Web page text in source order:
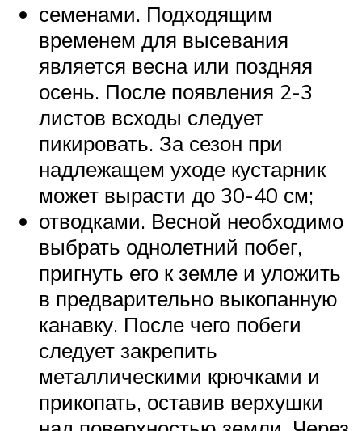
семенами. Подходящим
временем для высевания
является весна или поздняя
осень. После появления 2-3
листов всходы следует
пикировать. За сезон при
надлежащем уходе кустарник
может вырасти до 30-40 см;
отводками. Весной необходимо
выбрать однолетний побег,
пригнуть его к земле и уложить
в предварительно выкопанную
канавку. После чего побеги
следует закрепить
металлическими крючками и
прикопать, оставив верхушки